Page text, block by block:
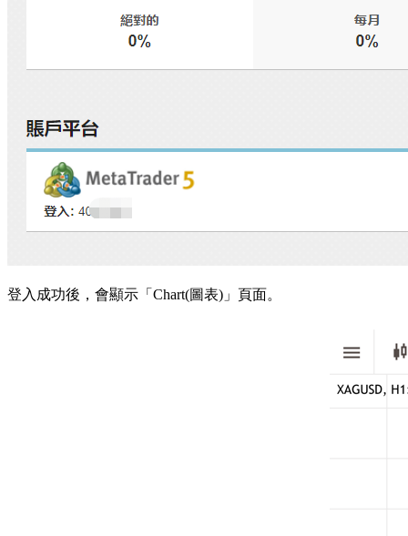
登入成功後，會顯示「Chart(圖表)」頁面。